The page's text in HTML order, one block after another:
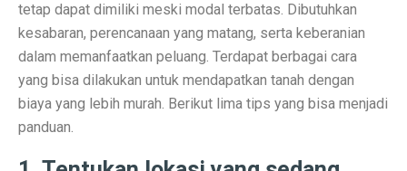
Ulang Tahun ke-34, Excelso Hadirkan Seri Matcha
Terapi Ginjal dengan Teknologi Cuci Darah Terbaru
5 Rahasia Kehidupan Panjang Manusia Tertua
tetap dapat dimiliki meski modal terbatas. Dibutuhkan
kesabaran, perencanaan yang matang, serta keberanian
dalam memanfaatkan peluang. Terdapat berbagai cara
yang bisa dilakukan untuk mendapatkan tanah dengan
biaya yang lebih murah. Berikut lima tips yang bisa menjadi
panduan.